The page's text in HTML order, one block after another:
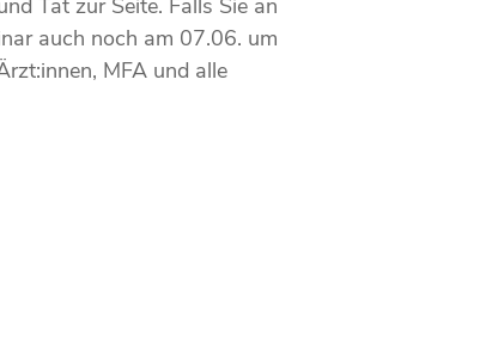
Tat zur Seite. Falls Sie an
auch noch am 07.06. um
MFA und alle